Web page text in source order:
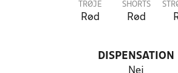
TRØJE
Rød
SHORTS
Rød
DISPENSATION
Nej